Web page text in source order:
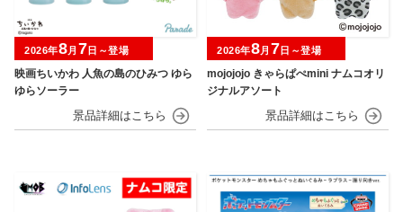
映画ちいかわ 人魚の島のひみつ ゆら
ゆらソーラー
2026年8月 7日～登場
mojojojo きゃらぱぺmini ナムコオリ
ジナルアソート
2026年8月 7日～登場